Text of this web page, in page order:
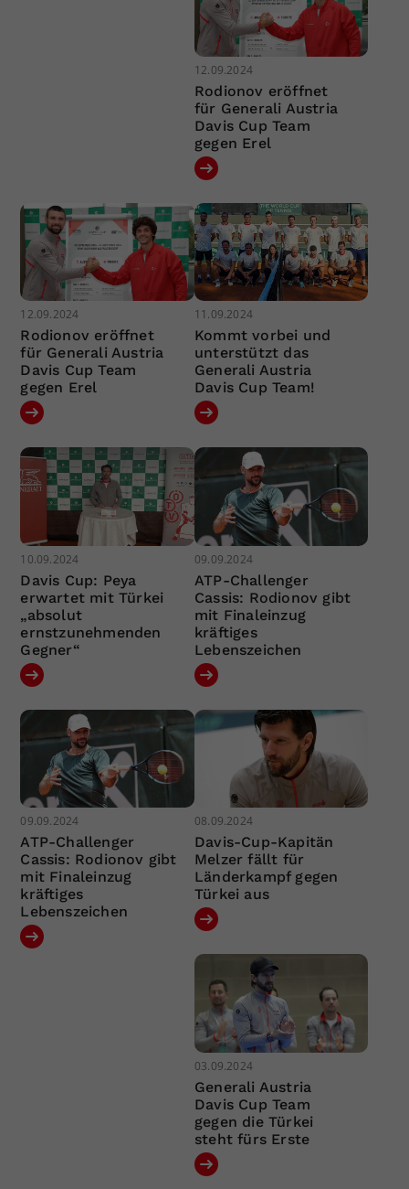
12.09.2024
Rodionov eröffnet
für Generali Austria
Davis Cup Team
gegen Erel
12.09.2024
Rodionov eröffnet
für Generali Austria
Davis Cup Team
gegen Erel
11.09.2024
Kommt vorbei und
unterstützt das
Generali Austria
Davis Cup Team!
10.09.2024
Davis Cup: Peya
erwartet mit Türkei
„absolut
ernstzunehmenden
Gegner“
09.09.2024
ATP-Challenger
Cassis: Rodionov gibt
mit Finaleinzug
kräftiges
Lebenszeichen
09.09.2024
ATP-Challenger
Cassis: Rodionov gibt
mit Finaleinzug
kräftiges
Lebenszeichen
08.09.2024
Davis-Cup-Kapitän
Melzer fällt für
Länderkampf gegen
Türkei aus
03.09.2024
Generali Austria
Davis Cup Team
gegen die Türkei
steht fürs Erste